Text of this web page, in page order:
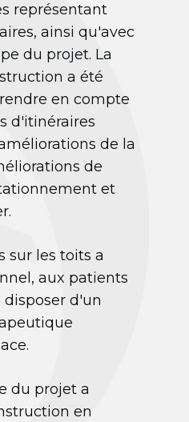
représentant
ainsi qu'avec
du projet. La
a été
en compte
d'itinéraires
de la
de
et
sur les toits a
aux patients
d'un
du projet a
en